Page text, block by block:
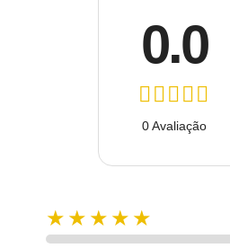
0.0
0 Avaliação
★★★★★